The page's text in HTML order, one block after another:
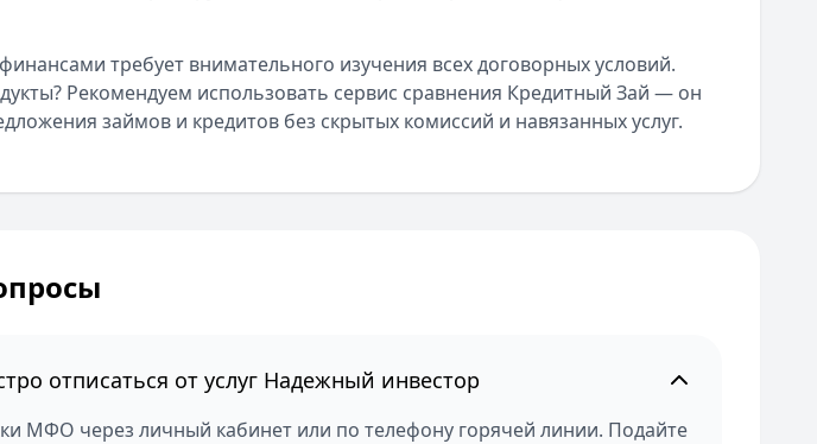
требует внимательного изучения всех договорных условий.
Рекомендуем использовать сервис сравнения Кредитный Зай — он
займов и кредитов без скрытых комиссий и навязанных услуг.
отписаться от услуг Надежный инвестор
МФО через личный кабинет или по телефону горячей линии. Подайте